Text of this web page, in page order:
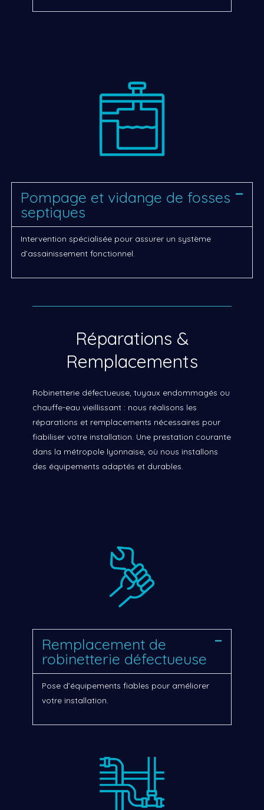
Pompage et vidange de fosses
septiques
Intervention spécialisée pour assurer un système
d’assainissement fonctionnel.
Réparations &
Remplacements
Robinetterie défectueuse, tuyaux endommagés ou
chauffe-eau vieillissant : nous réalisons les
réparations et remplacements nécessaires pour
fiabiliser votre installation. Une prestation courante
dans la métropole lyonnaise, où nous installons
des équipements adaptés et durables.
Remplacement de
robinetterie défectueuse
Pose d’équipements fiables pour améliorer
votre installation.